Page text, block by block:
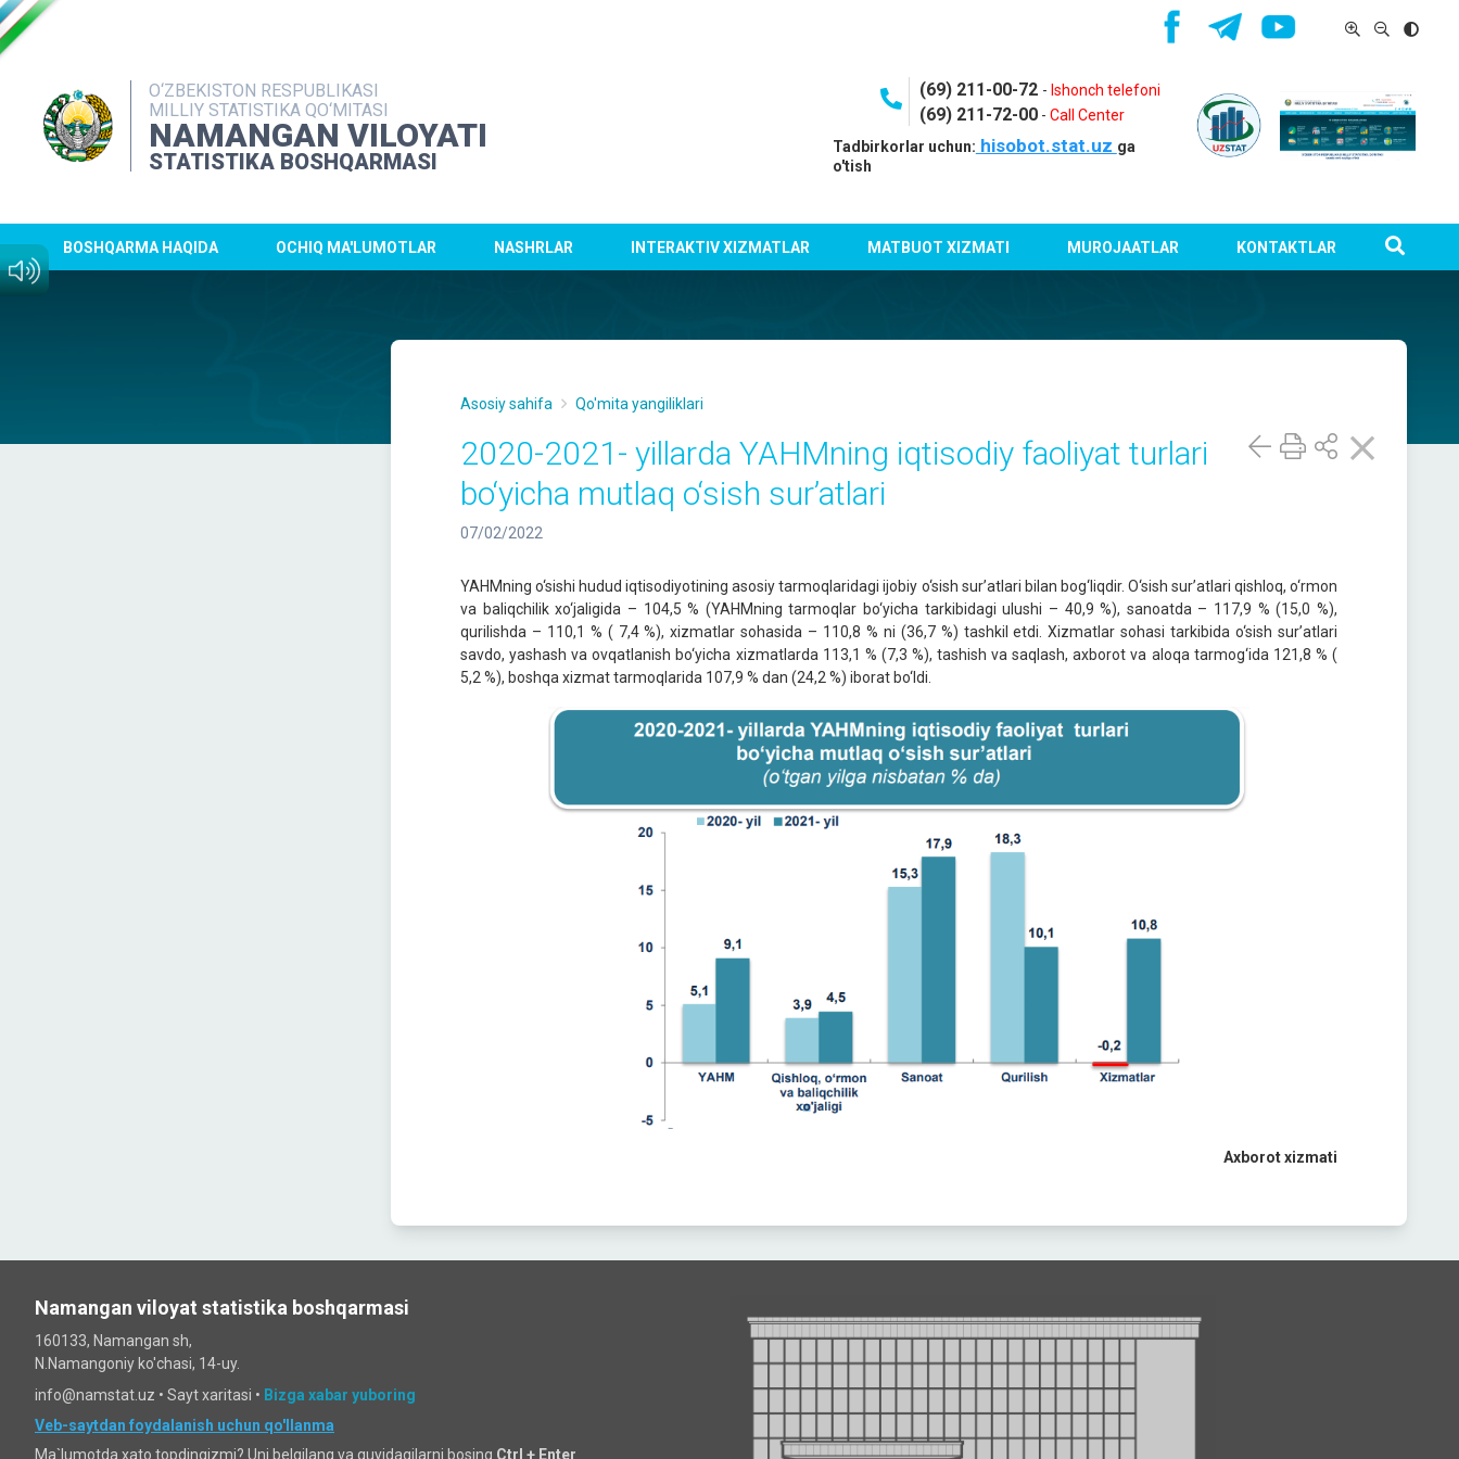
O‘ZBEKISTON RESPUBLIKASI
MILLIY STATISTIKA QO‘MITASI
NAMANGAN VILOYATI
STATISTIKA BOSHQARMASI
(69) 211-00-72 - Ishonch telefoni
(69) 211-72-00- Call Center
Tadbirkorlar uchun: hisobot.stat.uz ga
o'tish
BOSHQARMA HAQIDA OCHIQ MA'LUMOTLAR NASHRLAR INTERAKTIV XIZMATLAR MATBUOT XIZMATI MUROJAATLAR KONTAKTLAR
Asosiy sahifa Qo'mita yangiliklari
2020-2021- yillarda YAHMning iqtisodiy faoliyat turlari
bo‘yicha mutlaq o‘sish sur’atlari
07/02/2022
YAHMning o‘sishi hudud iqtisodiyotining asosiy tarmoqlaridagi ijobiy o‘sish sur’atlari bilan bog‘liqdir. O‘sish sur’atlari qishloq, o‘rmon
va baliqchilik xo‘jaligida – 104,5 % (YAHMning tarmoqlar bo‘yicha tarkibidagi ulushi – 40,9 %), sanoatda – 117,9 % (15,0 %),
qurilishda – 110,1 % ( 7,4 %), xizmatlar sohasida – 110,8 % ni (36,7 %) tashkil etdi. Xizmatlar sohasi tarkibida o‘sish sur’atlari
savdo, yashash va ovqatlanish bo‘yicha xizmatlarda 113,1 % (7,3 %), tashish va saqlash, axborot va aloqa tarmog‘ida 121,8 % (
5,2 %), boshqa xizmat tarmoqlarida 107,9 % dan (24,2 %) iborat bo‘ldi.
Axborot xizmati
Namangan viloyat statistika boshqarmasi
160133, Namangan sh,
N.Namangoniy ko'chasi, 14-uy.
info@namstat.uz • Sayt xaritasi • Bizga xabar yuboring
Veb-saytdan foydalanish uchun qo'llanma
Ma`lumotda xato topdingizmi? Uni belgilang va quyidagilarni bosing Ctrl + Enter